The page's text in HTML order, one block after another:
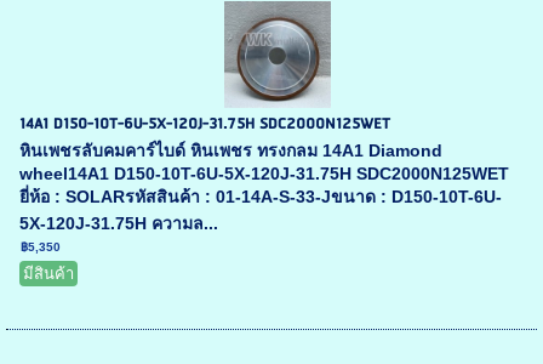
14A1 D150-10T-6U-5X-120J-31.75H SDC2000N125WET
หินเพชรลับคมคาร์ไบด์ หินเพชร ทรงกลม 14A1 Diamond
wheel14A1 D150-10T-6U-5X-120J-31.75H SDC2000N125WET
ยี่ห้อ : SOLARรหัสสินค้า : 01-14A-S-33-Jขนาด : D150-10T-6U-
5X-120J-31.75H ความล...
฿5,350
มีสินค้า